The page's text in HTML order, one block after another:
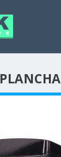
PLANCHA